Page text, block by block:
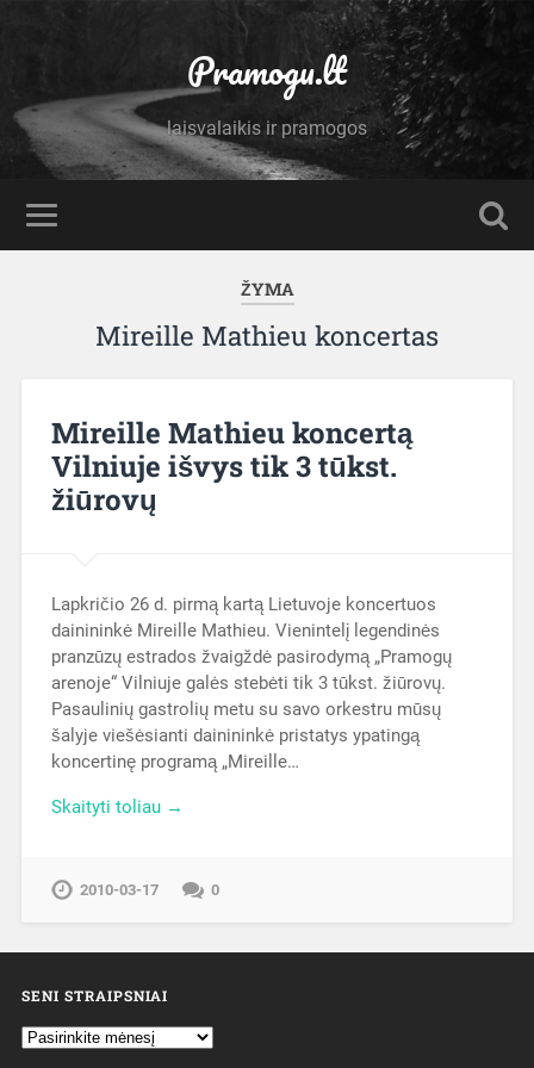
Pramogu.lt
laisvalaikis ir pramogos
ŽYMA
Mireille Mathieu koncertas
Mireille Mathieu koncertą
Vilniuje išvys tik 3 tūkst.
žiūrovų
Lapkričio 26 d. pirmą kartą Lietuvoje koncertuos
dainininkė Mireille Mathieu. Vienintelį legendinės
pranzūzų estrados žvaigždė pasirodymą „Pramogų
arenoje“ Vilniuje galės stebėti tik 3 tūkst. žiūrovų.
Pasaulinių gastrolių metu su savo orkestru mūsų
šalyje viešėsianti dainininkė pristatys ypatingą
koncertinę programą „Mireille…
Skaityti toliau →
2010-03-17 0
SENI STRAIPSNIAI